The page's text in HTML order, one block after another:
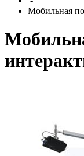
Мобильная